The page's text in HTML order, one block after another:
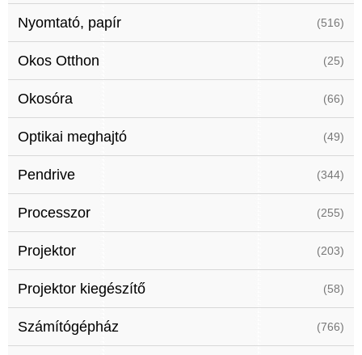
Nyomtató, papír (516)
Okos Otthon (25)
Okosóra (66)
Optikai meghajtó (49)
Pendrive (344)
Processzor (255)
Projektor (203)
Projektor kiegészítő (58)
Számítógépház (766)